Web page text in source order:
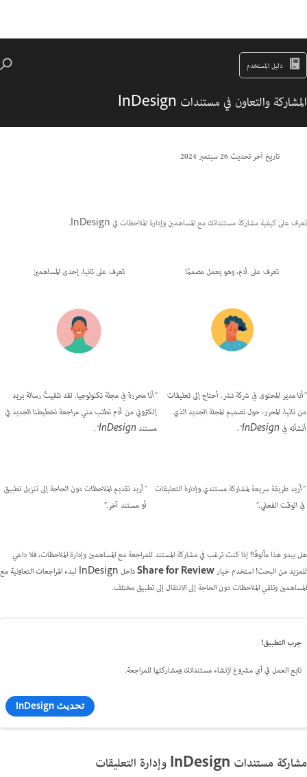
دليل المستخدم
المشاركة والتعاون في مستندات InDesign
تاريخ آخر تحديث26 سبتمبر 2024
تعرف على كيفية مشاركة مستنداتك مع المساهمين وإدارة الملاحظات في InDesign.
تعرف على آدم، وهو يعمل مصممًا تعرف على تانيا، إحدى المساهمين
"أنا مدير المحتوى في شركة نشر. أحتاج إلى تعليقات
من تانيا، المحرر، حول تصميم المجلة الجديد الذي
أنشأته في InDesign".
"أنا محررة في مجلة تكنولوجيا. لقد تلقيتُ رسالة بريد
إلكتروني من آدم تطلب مني مراجعة تخطيطنا الجديد في
مستند InDesign".
"أريد طريقة سريعة لمشاركة مستندي وإدارة التعليقات
في الوقت الفعلي."
"أريد تقديم الملاحظات دون الحاجة إلى تنزيل تطبيق
أو مستند آخر."
هل يبدو هذا مألوفًا؟ إذا كنت ترغب في مشاركة المستند للمراجعة مع المساهمين وإدارة الملاحظات، فلا داعي
للمزيد من البحث! استخدم خيارShare for Review
داخل InDesign لبدء المراجعات التعاونية مع
المساهمين وتلقي الملاحظات دون الحاجة إلى الانتقال إلى تطبيق مختلف.
جرب التطبيق!
تابع العمل في أي مشروع لإنشاء مستنداتك ومشاركتها للمراجعة.
تحديث InDesign
مشاركة مستندات InDesign وإدارة التعليقات